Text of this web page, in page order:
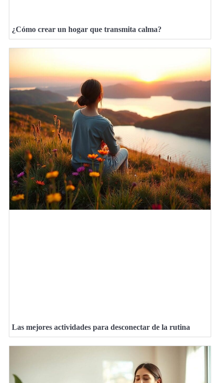
¿Cómo crear un hogar que transmita calma?
Las mejores actividades para desconectar de la rutina